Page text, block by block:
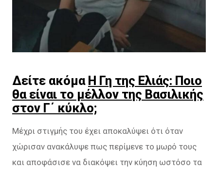
Δείτε ακόμα Η Γη της Ελιάς: Ποιο
θα είναι το μέλλον της Βασιλικής
στον Γ΄ κύκλο;
Μέχρι στιγμής του έχει αποκαλύψει ότι όταν
χώρισαν ανακάλυψε πως περίμενε το μωρό τους
και αποφάσισε να διακόψει την κύηση ωστόσο τα